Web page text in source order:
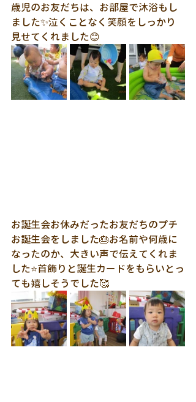
歳児のお友だちは、お部屋で沐浴もし
ました✨泣くことなく笑顔をしっかり
見せてくれました😊
お誕生会お休みだったお友だちのプチ
お誕生会をしました🎂お名前や何歳に
なったのか、大きい声で伝えてくれま
した⭐首飾りと誕生カードをもらいとっ
ても嬉しそうでした🥰